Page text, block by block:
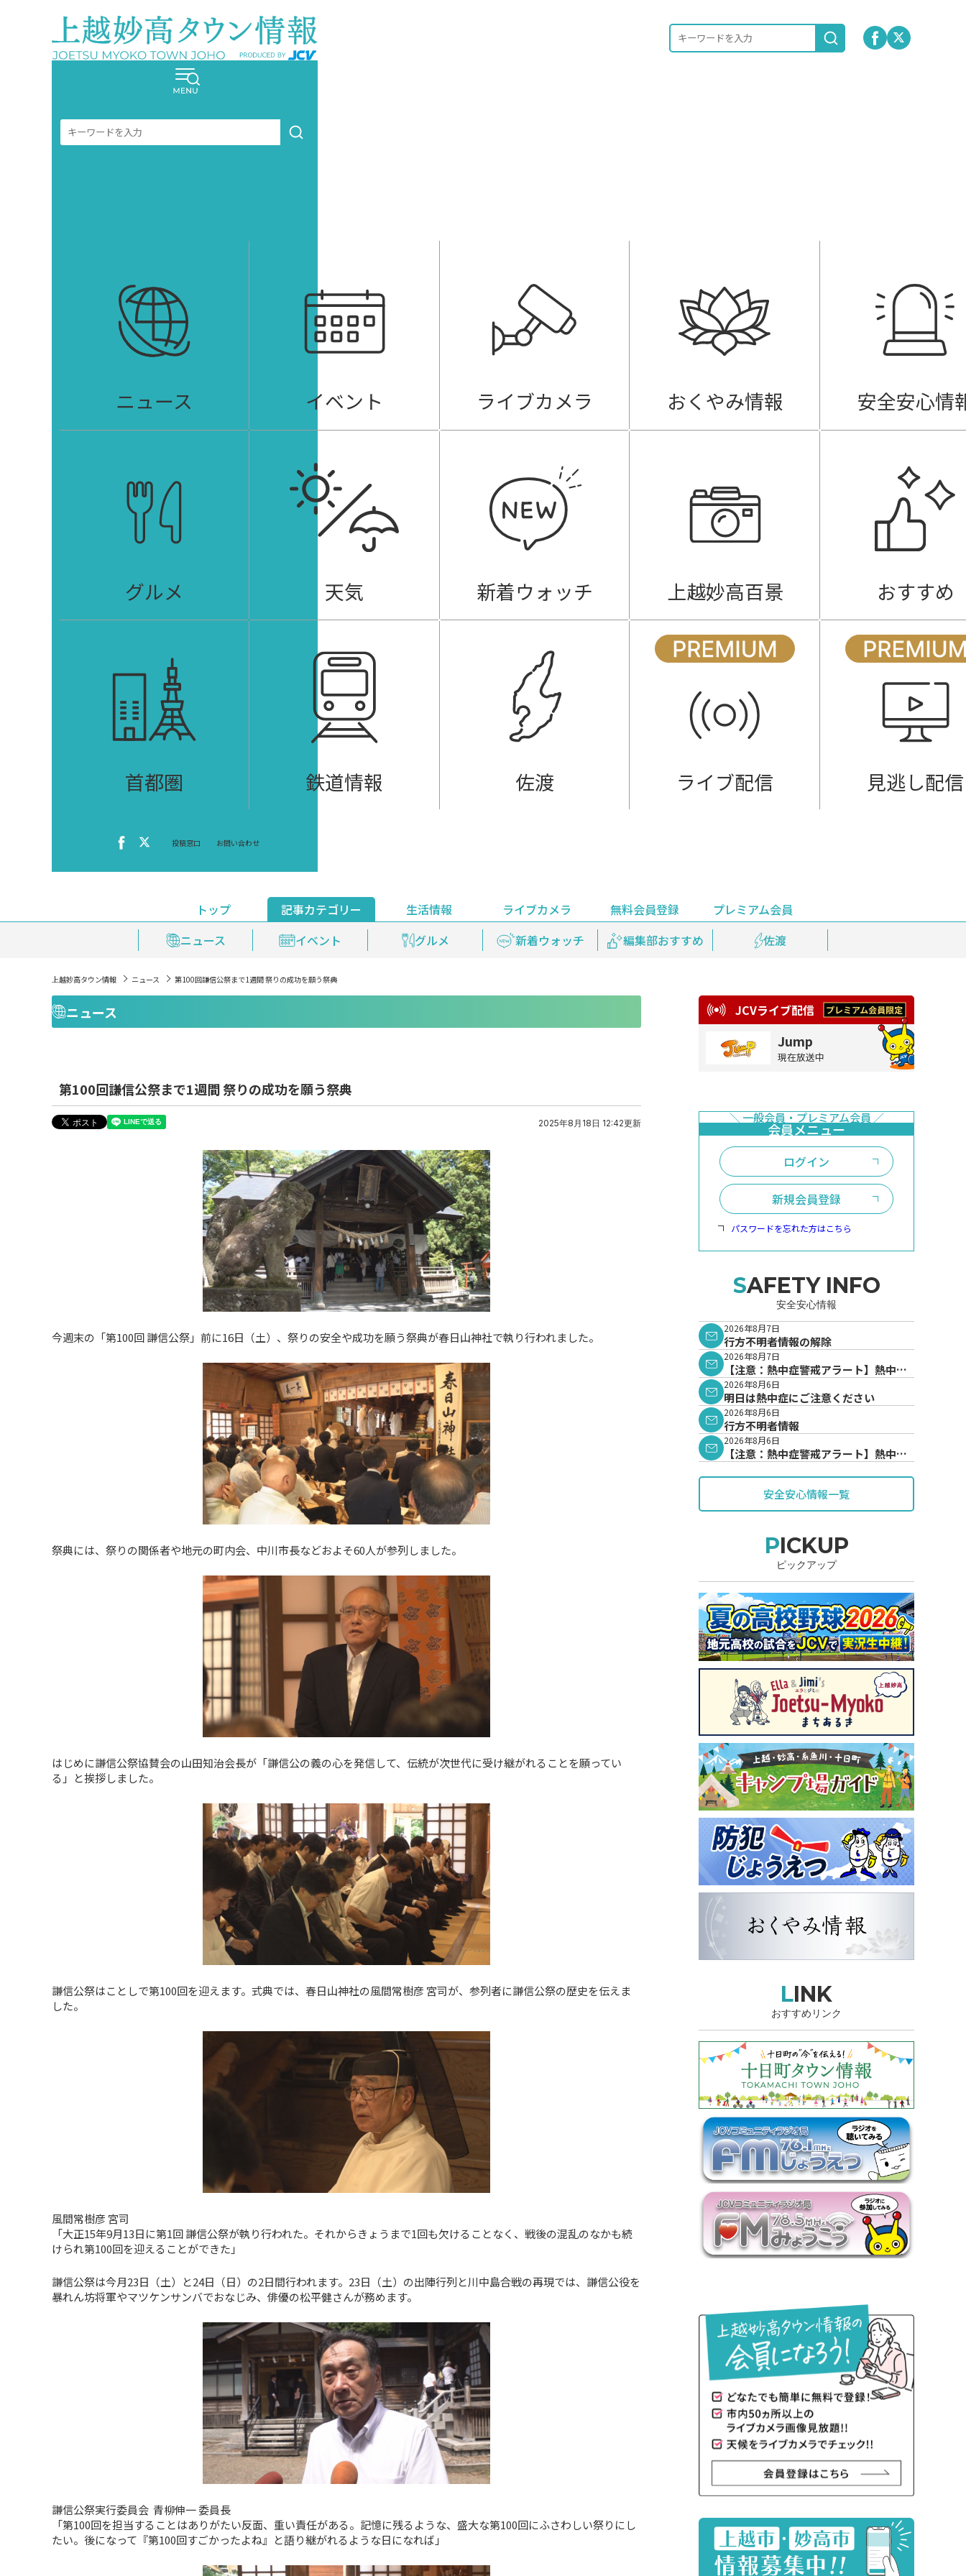
ニュース イベント ライブカメラ おくやみ情報 安全安心情
グルメ 天気 新着ウォッチ 上越妙高百景 おすすめ
首都圏 鉄道情報 佐渡 ライブ配信 見逃し配信
投稿窓口 お問い合わせ
トップ
記事カテゴリー
ニュース
イベント グルメ 新着ウォッチ 編集部おすすめ 佐渡
生活情報
おくやみ情報
安全安心情報 天気 上越妙高百景 鉄道情報
ライブカメラ 無料会員登録
プレミアム会員
ライブ配信
見逃し配信 プレミアム会員登録
上越妙高タウン情報 ニュース 第100回謙信公祭まで1週間 祭りの成功を願う祭典
ニュース
第100回謙信公祭まで1週間 祭りの成功を願う祭典
2025年8月18日 12:42更新
今週末の「第100回 謙信公祭」前に16日（土）、祭りの安全や成功を願う祭典が春日山神社で執り行われました。
祭典には、祭りの関係者や地元の町内会、中川市長などおよそ60人が参列しました。
はじめに謙信公祭協賛会の山田知治会長が「謙信公の義の心を発信して、伝統が次世代に受け継がれることを願ってい
る」と挨拶しました。
謙信公祭はことしで第100回を迎えます。式典では、春日山神社の風間常樹彦 宮司が、参列者に謙信公祭の歴史を伝えま
した。
風間常樹彦 宮司
「大正15年9月13日に第1回 謙信公祭が執り行われた。それからきょうまで1回も欠けることなく、戦後の混乱のなかも続
けられ第100回を迎えることができた」
謙信公祭は今月23日（土）と24日（日）の2日間行われます。23日（土）の出陣行列と川中島合戦の再現では、謙信公役を
暴れん坊将軍やマツケンサンバでおなじみ、俳優の松平健さんが務めます。
謙信公祭実行委員会 青柳伸一 委員長
「第100回を担当することはありがたい反面、重い責任がある。記憶に残るような、盛大な第100回にふさわしい祭りにし
たい。後になって『第100回すごかったよね』と語り継がれるような日になれば」
JCVライブ配信
Jump
現在放送中
ログイン
新規会員登録
パスワードを忘れた方はこちら
SAFETY INFO
安全安心情報
2026年8月7日
行方不明者情報の解除
2026年8月7日
【注意：熱中症警戒アラート】熱中症
警戒アラートが発表されています。
2026年8月6日
明日は熱中症にご注意ください
2026年8月6日
行方不明者情報
2026年8月6日
【注意：熱中症警戒アラート】熱中症
安全安心情報一覧
PICKUP
ピックアップ
LINK
おすすめリンク